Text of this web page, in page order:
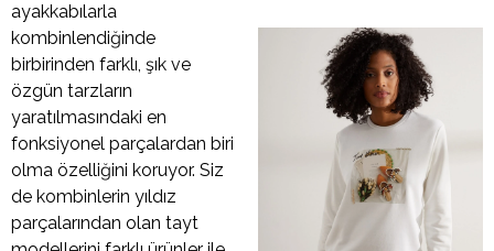
ayakkabılarla
kombinlendiğinde
birbirinden farklı, şık ve
özgün tarzların
yaratılmasındaki en
fonksiyonel parçalardan biri
olma özelliğini koruyor. Siz
de kombinlerin yıldız
parçalarından olan tayt